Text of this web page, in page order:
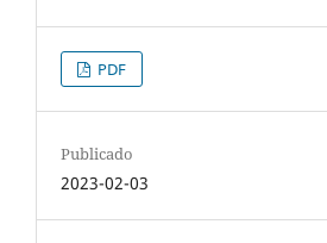
PDF
Publicado
2023-02-03